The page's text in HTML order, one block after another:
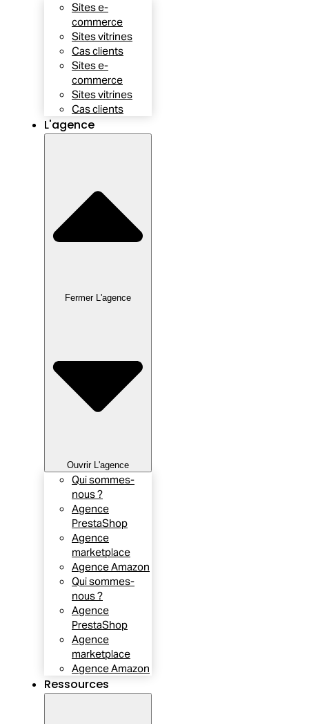
Sites e-
commerce
Sites vitrines
Cas clients
Sites e-
commerce
Sites vitrines
Cas clients
L'agence
Fermer L'agence
Ouvrir L'agence
Qui sommes-
nous ?
Agence
PrestaShop
Agence
marketplace
Agence Amazon
Qui sommes-
nous ?
Agence
PrestaShop
Agence
marketplace
Agence Amazon
Ressources